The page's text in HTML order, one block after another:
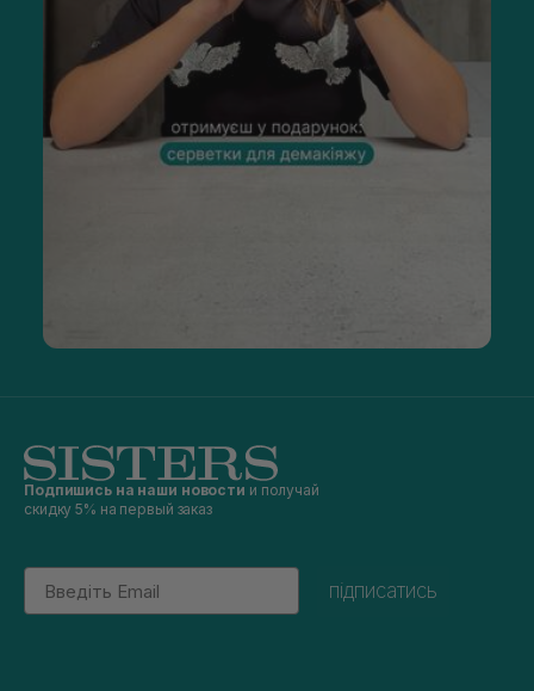
Подпишись на наши новости и получай
скидку 5% на первый заказ
Email
підписатись